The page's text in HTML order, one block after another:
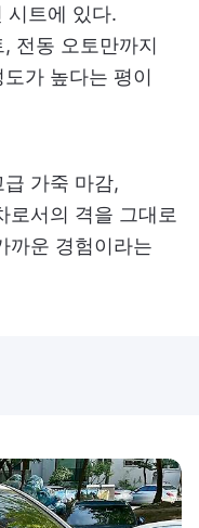
시트에 있다.
전동 오토만까지
가 높다는 평이
가죽 마감,
로서의 격을 그대로
까운 경험이라는